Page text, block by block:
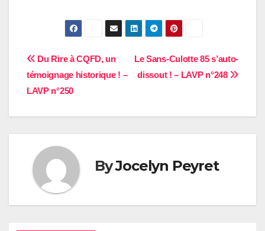
Navigation
de
l’article
Le Sans-Culotte 85 s’auto-
dissout ! – LAVP n°248
Du Rire à CQFD, un
témoignage historique ! –
LAVP n°250
ByJocelyn Peyret